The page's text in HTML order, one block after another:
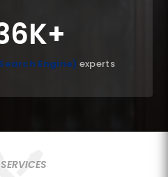
Engine) experts